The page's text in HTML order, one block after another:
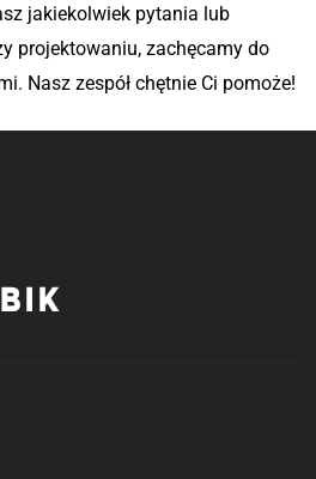
jakiekolwiek pytania lub
projektowaniu, zachęcamy do
Nasz zespół chętnie Ci pomoże!